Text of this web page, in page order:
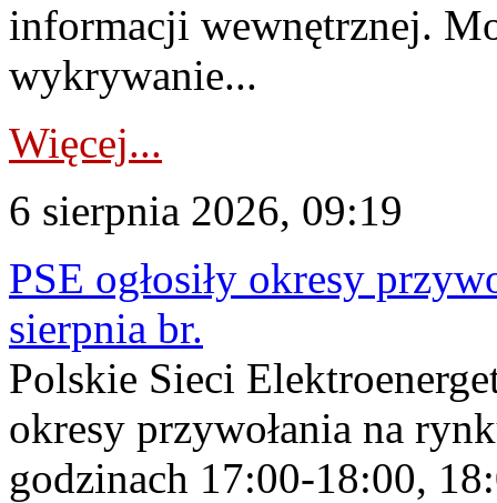
informacji wewnętrznej.
wykrywanie...
Więcej...
6 sierpnia 2026, 09:19
PSE ogłosiły okresy
sierpnia br.
Polskie Sieci
okresy przywołania na
godzinach 17:00-18:00,